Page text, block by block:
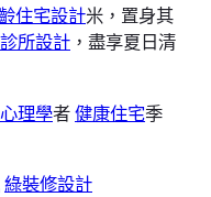
住宅設計米，置身其
所設計 ，盡享夏日清
理學者健康住宅季
綠裝修設計